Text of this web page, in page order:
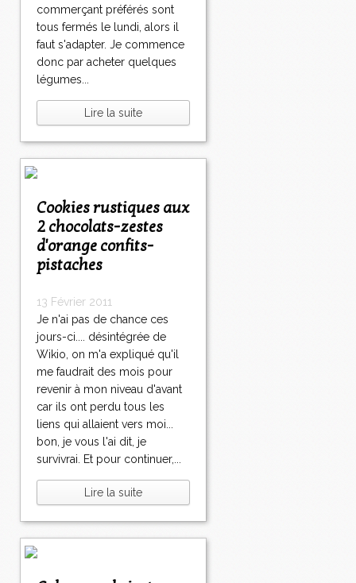
commerçant préférés sont
tous fermés le lundi, alors il
faut s'adapter. Je commence
donc par acheter quelques
légumes...
Lire la suite
Cookies rustiques aux
2 chocolats-zestes
d'orange confits-
pistaches
13 Février 2011
Je n'ai pas de chance ces
jours-ci.... désintégrée de
Wikio, on m'a expliqué qu'il
me faudrait des mois pour
revenir à mon niveau d'avant
car ils ont perdu tous les
liens qui allaient vers moi...
bon, je vous l'ai dit, je
survivrai. Et pour continuer,...
Lire la suite